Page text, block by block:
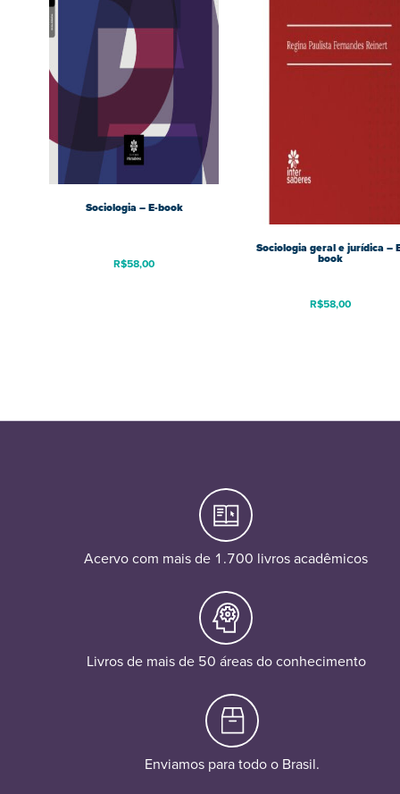
Sociologia – E-book
R$58,00
Sociologia geral e jurídica –
book
R$58,00
Acervo com mais de 1.700 livros acadêmicos
Livros de mais de 50 áreas do conhecimento
Enviamos para todo o Brasil.